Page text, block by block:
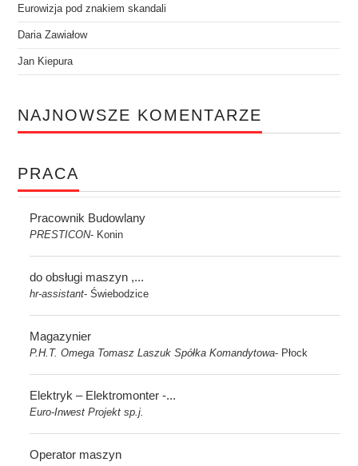
Eurowizja pod znakiem skandali
Daria Zawiałow
Jan Kiepura
NAJNOWSZE KOMENTARZE
PRACA
Pracownik Budowlany
PRESTICON- Konin
do obsługi maszyn ,...
hr-assistant-Świebodzice
Magazynier
P.H.T. Omega Tomasz Laszuk Spółka Komandytowa- Płock
Elektryk – Elektromonter -...
Euro-Inwest Projekt sp.j.
Operator maszyn